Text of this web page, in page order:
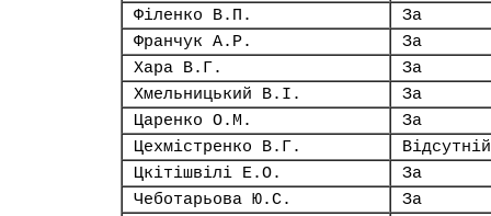
Філенко В.П.
За
Франчук А.Р.
За
Хара В.Г.
За
Хмельницький В.І.
За
Царенко О.М.
За
Цехмістренко В.Г.
Відсутній
Цкітішвілі Е.О.
За
Чеботарьова Ю.С.
За